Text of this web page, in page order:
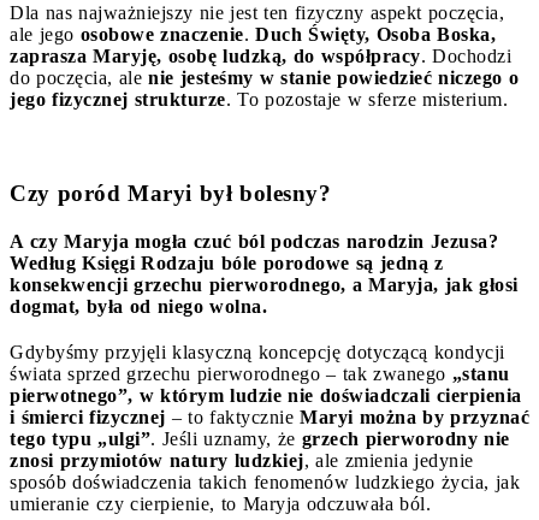
Dla nas najważniejszy nie jest ten fizyczny aspekt poczęcia,
ale jego osobowe znaczenie. Duch Święty, Osoba Boska,
zaprasza Maryję, osobę ludzką, do współpracy. Dochodzi
do poczęcia, ale nie jesteśmy w stanie powiedzieć niczego o
jego fizycznej strukturze. To pozostaje w sferze misterium.
Czy poród Maryi był bolesny?
A czy Maryja mogła czuć ból podczas narodzin Jezusa?
Według Księgi Rodzaju bóle porodowe są jedną z
konsekwencji grzechu pierworodnego, a Maryja, jak głosi
dogmat, była od niego wolna.
Gdybyśmy przyjęli klasyczną koncepcję dotyczącą kondycji
świata sprzed grzechu pierworodnego – tak zwanego „stanu
pierwotnego”, w którym ludzie nie doświadczali cierpienia
i śmierci fizycznej – to faktycznie Maryi można by przyznać
tego typu „ulgi”. Jeśli uznamy, że grzech pierworodny nie
znosi przymiotów natury ludzkiej, ale zmienia jedynie
sposób doświadczenia takich fenomenów ludzkiego życia, jak
umieranie czy cierpienie, to Maryja odczuwała ból.